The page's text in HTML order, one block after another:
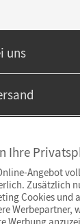
uns
Ihre
Angebot
Zusätzlich
Cookies und
Werbepartner,